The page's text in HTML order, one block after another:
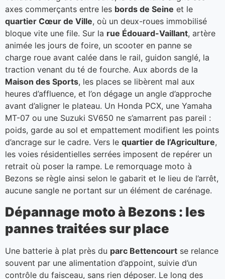
axes commerçants entre les bords de Seine et le
quartier Cœur de Ville, où un deux-roues immobilisé
bloque vite une file. Sur la rue Édouard-Vaillant, artère
animée les jours de foire, un scooter en panne se
charge roue avant calée dans le rail, guidon sanglé, la
traction venant du té de fourche. Aux abords de la
Maison des Sports, les places se libèrent mal aux
heures d’affluence, et l’on dégage un angle d’approche
avant d’aligner le plateau. Un Honda PCX, une Yamaha
MT-07 ou une Suzuki SV650 ne s’amarrent pas pareil :
poids, garde au sol et empattement modifient les points
d’ancrage sur le cadre. Vers le quartier de l’Agriculture,
les voies résidentielles serrées imposent de repérer un
retrait où poser la rampe. Le remorquage moto à
Bezons se règle ainsi selon le gabarit et le lieu de l’arrêt,
aucune sangle ne portant sur un élément de carénage.
Dépannage moto à Bezons : les
pannes traitées sur place
Une batterie à plat près du parc Bettencourt se relance
souvent par une alimentation d’appoint, suivie d’un
contrôle du faisceau, sans rien déposer. Le long des